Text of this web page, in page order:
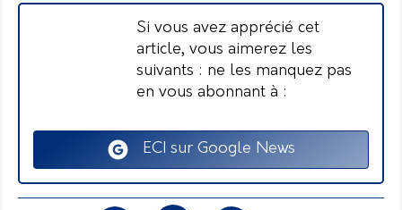
Si vous avez apprécié cet
article, vous aimerez les
suivants : ne les manquez pas
en vous abonnant à :
ECI sur Google News